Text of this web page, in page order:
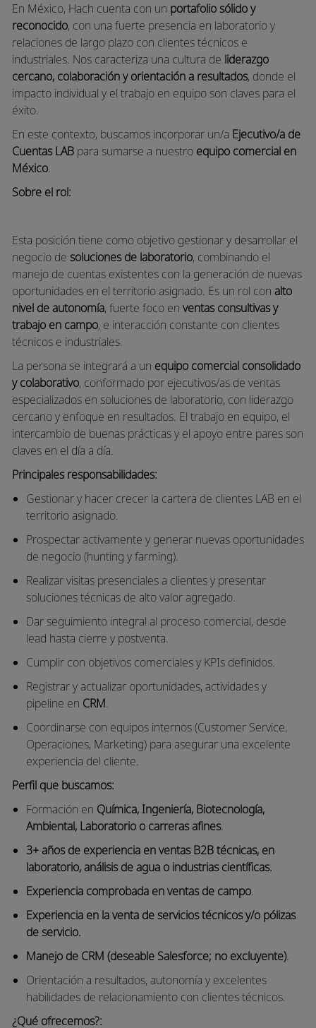
En México, Hach cuenta con un portafolio sólido y
reconocido, con una fuerte presencia en laboratorio y
relaciones de largo plazo con clientes técnicos e
industriales. Nos caracteriza una cultura de liderazgo
cercano, colaboración y orientación a resultados, donde el
impacto individual y el trabajo en equipo son claves para el
éxito.
En este contexto, buscamos incorporar un/a Ejecutivo/a de
Cuentas LAB para sumarse a nuestro equipo comercial en
México.
Sobre el rol:
Esta posición tiene como objetivo gestionar y desarrollar el
negocio de soluciones de laboratorio, combinando el
manejo de cuentas existentes con la generación de nuevas
oportunidades en el territorio asignado. Es un rol con alto
nivel de autonomía, fuerte foco en ventas consultivas y
trabajo en campo, e interacción constante con clientes
técnicos e industriales.
La persona se integrará a un equipo comercial consolidado
y colaborativo, conformado por ejecutivos/as de ventas
especializados en soluciones de laboratorio, con liderazgo
cercano y enfoque en resultados. El trabajo en equipo, el
intercambio de buenas prácticas y el apoyo entre pares son
claves en el día a día.
Principales responsabilidades:
Gestionar y hacer crecer la cartera de clientes LAB en el
territorio asignado.
Prospectar activamente y generar nuevas oportunidades
de negocio (hunting yfarming).
Realizar visitas presenciales a clientes y presentar
soluciones técnicas de alto valor agregado.
Dar seguimiento integral al proceso comercial, desde
lead hasta cierre y postventa.
Cumplir con objetivos comerciales y KPIs definidos.
Registrar y actualizar oportunidades, actividades y
pipeline en CRM.
Coordinarse con equipos internos (Customer Service,
Operaciones, Marketing) para asegurar una excelente
experiencia del cliente.
Perfil que buscamos:
Formación en Química, Ingeniería, Biotecnología,
Ambiental, Laboratorio o carreras afines.
3+ años de experiencia en ventas B2B técnicas, en
laboratorio, análisis de agua o industrias científicas.
Experiencia comprobada en ventas de campo.
Experiencia en la venta de servicios técnicos y/o pólizas
de servicio.
Manejo de CRM (deseable Salesforce; no excluyente).
Orientación a resultados, autonomía y excelentes
habilidades de relacionamiento con clientes técnicos.
¿Qué ofrecemos?: